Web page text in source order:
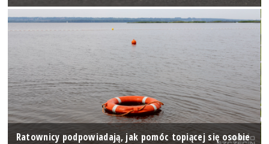
Ratownicy podpowiadają, jak pomóc topiącej się osobie